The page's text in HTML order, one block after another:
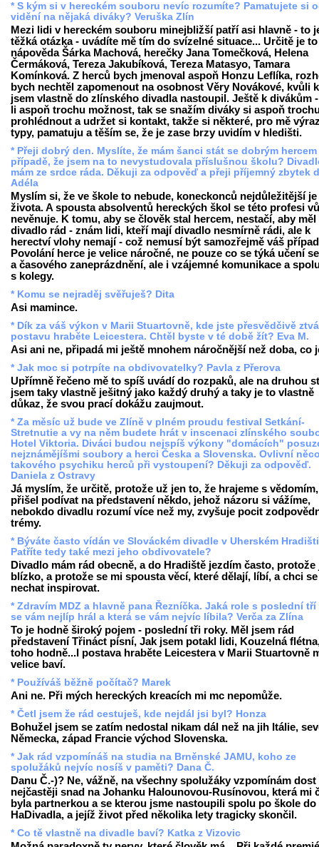
* S kým si v hereckém souboru nevíc rozumíte? Pamatujete si
vidění na nějaká diváky? Veruška Zlín
Mezi lidi v hereckém souboru minejbližší patří asi hlavně - to
těžká otázka - uvádíte mě tím do svízelné situace... Určitě je to
nápověda Šárka Machová, herečky Jana Tomečková, Helena
Čermáková, Tereza Jakubíková, Tereza Matasyo, Tamara
Komínková. Z herců bych jmenoval aspoň Honzu Leflíka,
bych nechtěl zapomenout na osobnost Věry Novákové, kvůli
jsem vlastně do zlínského divadla nastoupil. Ještě k divákům
li aspoň trochu možnost, tak se snažím diváky si aspoň
prohlédnout a udržet si kontakt, takže si některé, pro mě
typy, pamatuju a těším se, že je zase brzy uvidím v hledišti.
* Přeji dobrý den. Myslíte, že mám šanci stát se dobrým hercem
případě, že jsem na to nevystudovala příslušnou školu?
mám ze srdce ráda. Děkuji za odpověď a přeji příjemný zbytek
Adéla
Myslím si, že ve škole to nebude, koneckonců nejdůležitější
života. A spousta absolventů hereckých škol se této profesi
nevěnuje. K tomu, aby se člověk stal hercem, nestačí, aby měl
divadlo rád - znám lidi, kteří mají divadlo nesmírně rádi, ale k
herectví vlohy nemají - což nemusí být samozřejmě váš
Povolání herce je velice náročné, ne pouze co se týká učení
a časového zaneprázdnění, ale i vzájemné komunikace a
s kolegy.
* Komu se nejraděj svěřuješ? Dita
Asi mamince.
* Dík za váš výkon v Marii Stuartovně, kde jste přesvědčivě
postavu hraběte Leicestera. Chtěl byste v té době žít? Eva M.
Asi ani ne, připadá mi ještě mnohem náročnější než doba, co
* Jak moc si potrpíte na obdivovatelky? Pavla z Přerova
Upřímně řečeno mě to spíš uvádí do rozpaků, ale na druhou
jsem taky vlastně ješitný jako každý druhý a taky je to vlastně
důkaz, že svou prací dokážu zaujmout.
* Za měsíc už bude ve Zlíně v plném proudu festival Setkání-
Stretnutie a vy na něm budete hrát v inscenaci zlínského
Hotel Viktoria. Diváci budou nejspíš výkony "domácích"
nejznámějíšmi soubory a herci Česka a Slovenska. Ovlivní
takového psychiku herců při vystoupení? Děkuji za odpověď.
Daniela z Ostravy
Já myslím, že určitě, protože už jen to, že hrajeme s
přišel podívat na představení někdo, jehož názoru si vážíme,
nebokdo divadlu rozumí více než my, zvyšuje pocit
trémy.
* Býváte často vídán ve Slováckém divadle v Uherském
Patříte tedy také mezi jeho obdivovatele?
Divadlo mám rád obecně, a do Hradiště jezdím často, protože
blízko, a protože se mi spousta věcí, které dělají, líbí, a chci
nechat inspirovat.
* Zdravím MDZ a hlavně pana Řezníčka. Jaká role s poslední tří
se vám nejlíp hrál a která se vám nejvíc líbila? Verča za Zlína
To je hodně široký pojem - poslední tři roky. Měl jsem rád
představení Třináct písní, Jak jsem potakl lidi, Kouzelná
toho hodně...I postava hraběte Leicestera v Marii Stuartovně
velice baví.
* Používáš běžně počítač? Marek
Ani ne. Při mých hereckých kreacích mi mc nepomůže.
* Četl jsem že rád cestuješ, kde nejdál jsi byl? Honza
Bohužel jsem se zatím nedostal nikam dál než na jih Itálie,
Německa, západ Francie východ Slovenska.
* Jak rád vzpomínáš na studia na Brněnské JAMU, koho ze
spolužáků nejvíc nosíš v paměti? Dana Č.
Danu Č.-)? Ne, vážně, na všechny spolužáky vzpomínám dost
nejčastěji snad na Johanku Halounovou-Rusínovou, která mi
byla partnerkou a se kterou jsme nastoupili spolu po škole do
HaDivadla, a jejíž život před několika lety tragicky skončil.
* Co tě vlastně na divadle baví? Katka z Vizovic